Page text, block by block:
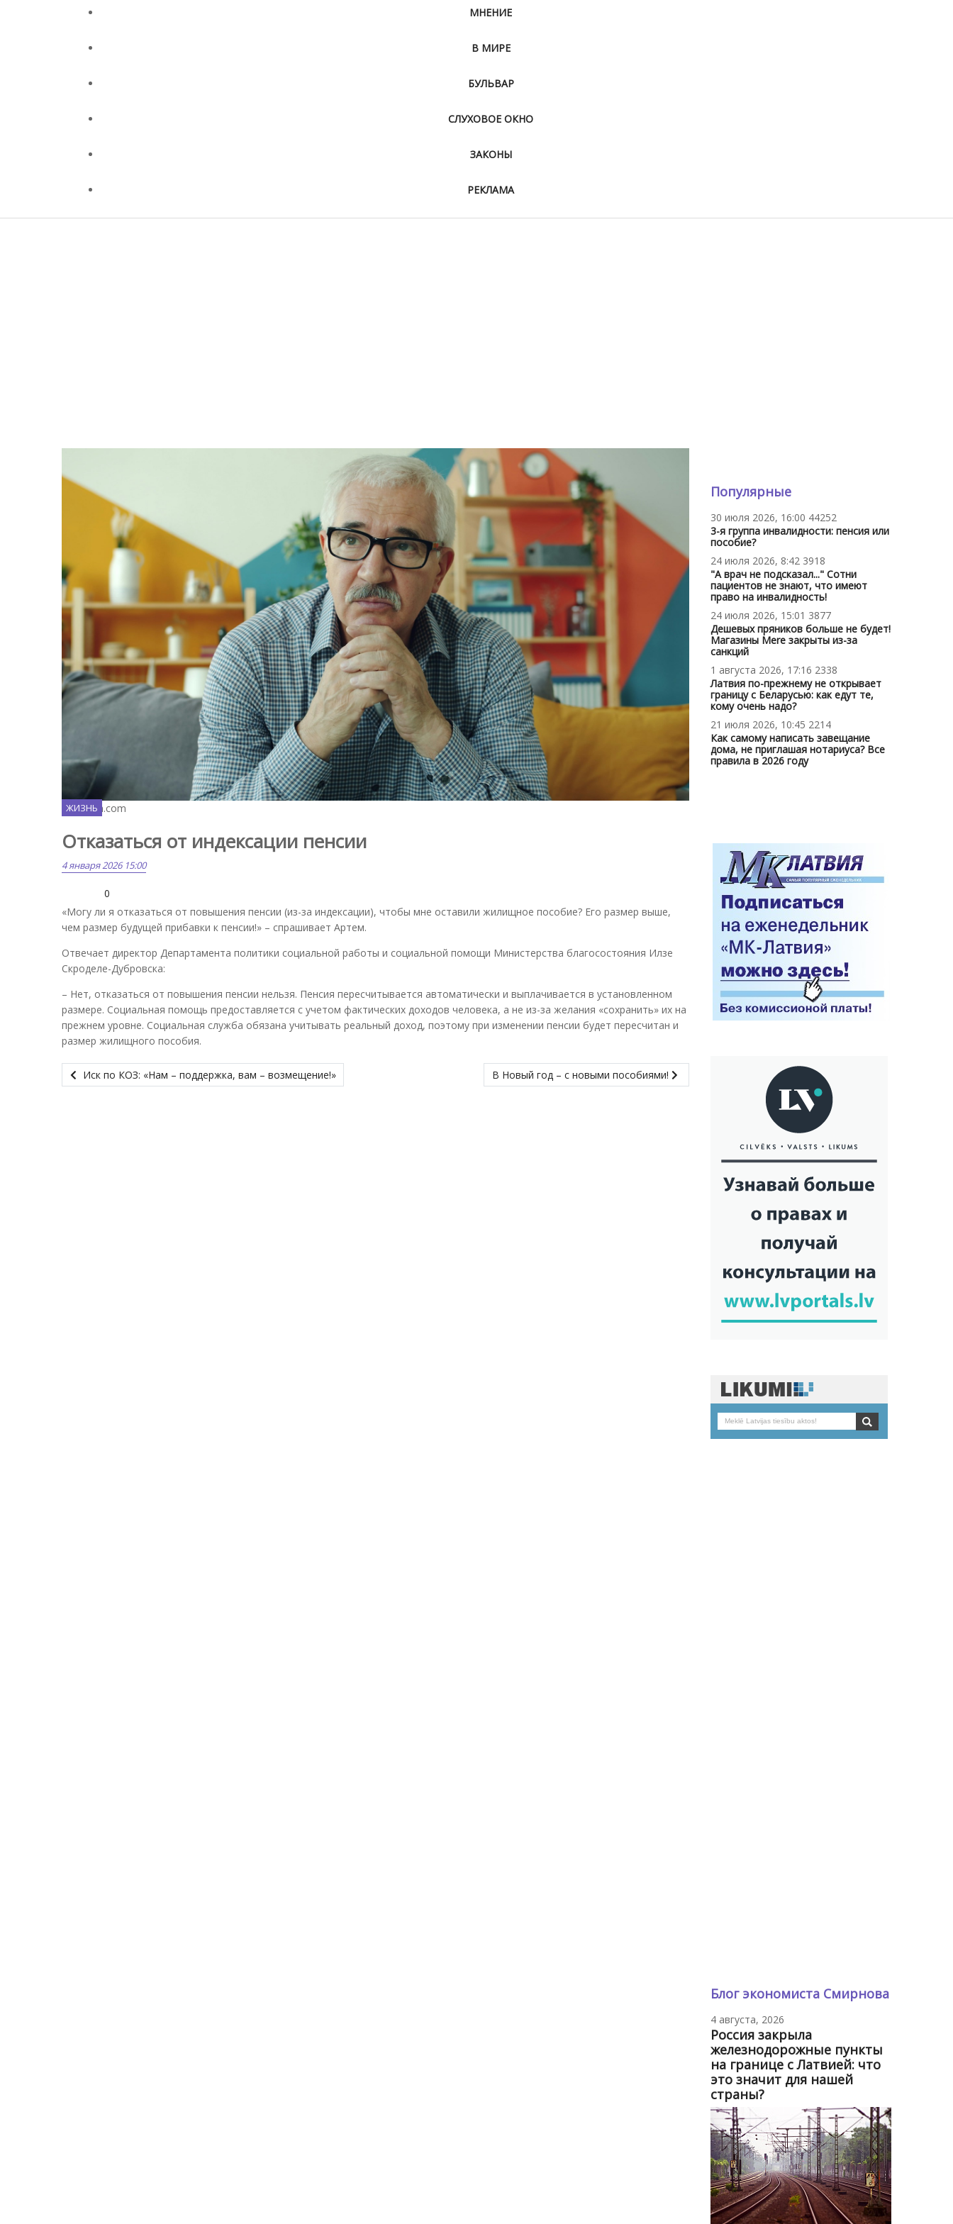
МНЕНИЕ
В МИРЕ
БУЛЬВАР
СЛУХОВОЕ ОКНО
ЗАКОНЫ
РЕКЛАМА
Unsplash.com
ЖИЗНЬ
Отказаться от индексации пенсии
4 января 2026 15:00
0
«Могу ли я отказаться от повышения пенсии (из-за индексации), чтобы мне оставили жилищное пособие? Его размер выше,
чем размер будущей прибавки к пенсии!» – спрашивает Артем.
Отвечает директор Департамента политики социальной работы и социальной помощи Министерства благосостояния Илзе
Скроделе-Дубровска:
– Нет, отказаться от повышения пенсии нельзя. Пенсия пересчитывается автоматически и выплачивается в установленном
размере. Социальная помощь предоставляется с учетом фактических доходов человека, а не из-за желания «сохранить» их на
прежнем уровне. Социальная служба обязана учитывать реальный доход, поэтому при изменении пенсии будет пересчитан и
размер жилищного пособия.
Иск по КОЗ: «Нам – поддержка, вам – возмещение!» В Новый год – с новыми пособиями!
Популярные
30 июля 2026, 16:00 44252
3-я группа инвалидности: пенсия или
пособие?
24 июля 2026, 8:42 3918
"А врач не подсказал..." Сотни
пациентов не знают, что имеют
право на инвалидность!
24 июля 2026, 15:01 3877
Дешевых пряников больше не будет!
Магазины Mere закрыты из-за
санкций
1 августа 2026, 17:16 2338
Латвия по-прежнему не открывает
границу с Беларусью: как едут те,
кому очень надо?
21 июля 2026, 10:45 2214
Как самому написать завещание
дома, не приглашая нотариуса? Все
правила в 2026 году
Блог экономиста Смирнова
4 августа, 2026
Россия закрыла
железнодорожные пункты
на границе с Латвией: что
это значит для нашей
страны?